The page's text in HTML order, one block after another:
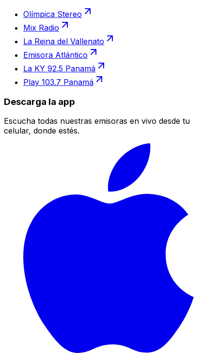
Olímpica Stereo
Mix Radio
La Reina del Vallenato
Emisora Atlántico
La KY 92.5 Panamá
Play 103.7 Panamá
Descarga la app
Escucha todas nuestras emisoras en vivo desde tu
celular, donde estés.